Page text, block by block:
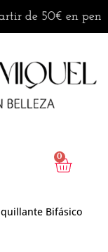
50€ en península
0
Bifásico